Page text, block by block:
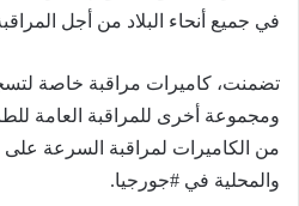
في جميع أنحاء البلاد من أجل
تضمنت، كاميرات مراقبة خاصة
ومجموعة أخرى للمراقبة العامة
من الكاميرات لمراقبة السرعة على
والمحلية في #جورجيا.